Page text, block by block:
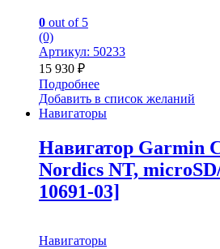
0 out of 5
(0)
Артикул: 50233
15 930 ₽
Подробнее
Добавить в список желаний
Навигаторы
Навигатор Garmin
Nordics NT,
10691-03]
Навигаторы